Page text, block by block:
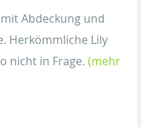
Abdeckung und
Herkömmliche Lily
nicht in Frage. (mehr